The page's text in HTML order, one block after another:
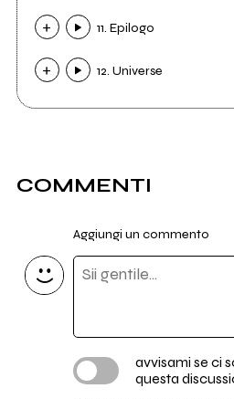
11. Epilogo
12. Universe
COMMENTI
Aggiungi un commento
avvisami se ci
questa